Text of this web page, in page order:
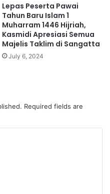
Lepas Peserta Pawai
Tahun Baru Islam 1
Muharram 1446 Hijriah,
Kasmidi Apresiasi Semua
Majelis Taklim di Sangatta
July 6, 2024
Required fields are